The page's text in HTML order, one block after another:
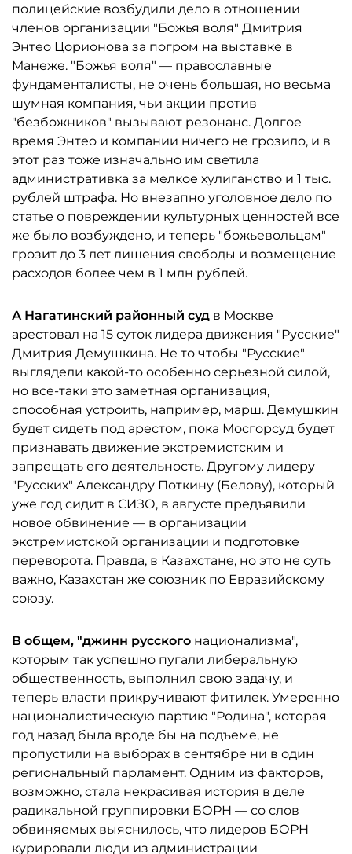
полицейские возбудили дело в отношении
членов организации "Божья воля" Дмитрия
Энтео Цорионова за погром на выставке в
Манеже. "Божья воля" — православные
фундаменталисты, не очень большая, но весьма
шумная компания, чьи акции против
"безбожников" вызывают резонанс. Долгое
время Энтео и компании ничего не грозило, и в
этот раз тоже изначально им светила
административка за мелкое хулиганство и 1 тыс.
рублей штрафа. Но внезапно уголовное дело по
статье о повреждении культурных ценностей все
же было возбуждено, и теперь "божьевольцам"
грозит до 3 лет лишения свободы и возмещение
расходов более чем в 1 млн рублей.
А Нагатинский районный суд в Москве
арестовал на 15 суток лидера движения "Русские"
Дмитрия Демушкина. Не то чтобы "Русские"
выглядели какой-то особенно серьезной силой,
но все-таки это заметная организация,
способная устроить, например, марш. Демушкин
будет сидеть под арестом, пока Мосгорсуд будет
признавать движение экстремистским и
запрещать его деятельность. Другому лидеру
"Русских" Александру Поткину (Белову), который
уже год сидит в СИЗО, в августе предъявили
новое обвинение — в организации
экстремистской организации и подготовке
переворота. Правда, в Казахстане, но это не суть
важно, Казахстан же союзник по Евразийскому
союзу.
В общем, "джинн русского национализма",
которым так успешно пугали либеральную
общественность, выполнил свою задачу, и
теперь власти прикручивают фитилек. Умеренно
националистическую партию "Родина", которая
год назад была вроде бы на подъеме, не
пропустили на выборах в сентябре ни в один
региональный парламент. Одним из факторов,
возможно, стала некрасивая история в деле
радикальной группировки БОРН — со слов
обвиняемых выяснилось, что лидеров БОРН
курировали люди из администрации